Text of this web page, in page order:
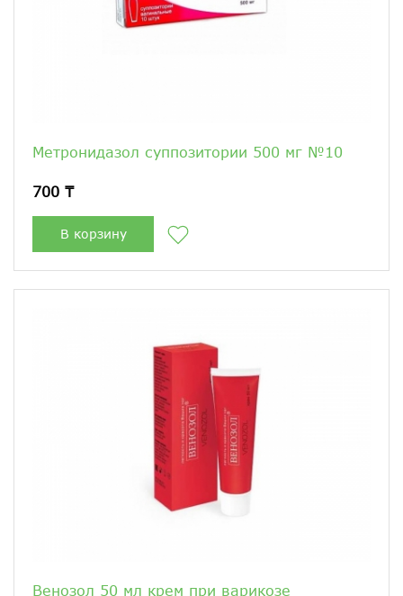
Метронидазол суппозитории 500 мг №10
700 ₸
В корзину
Венозол 50 мл крем при варикозе